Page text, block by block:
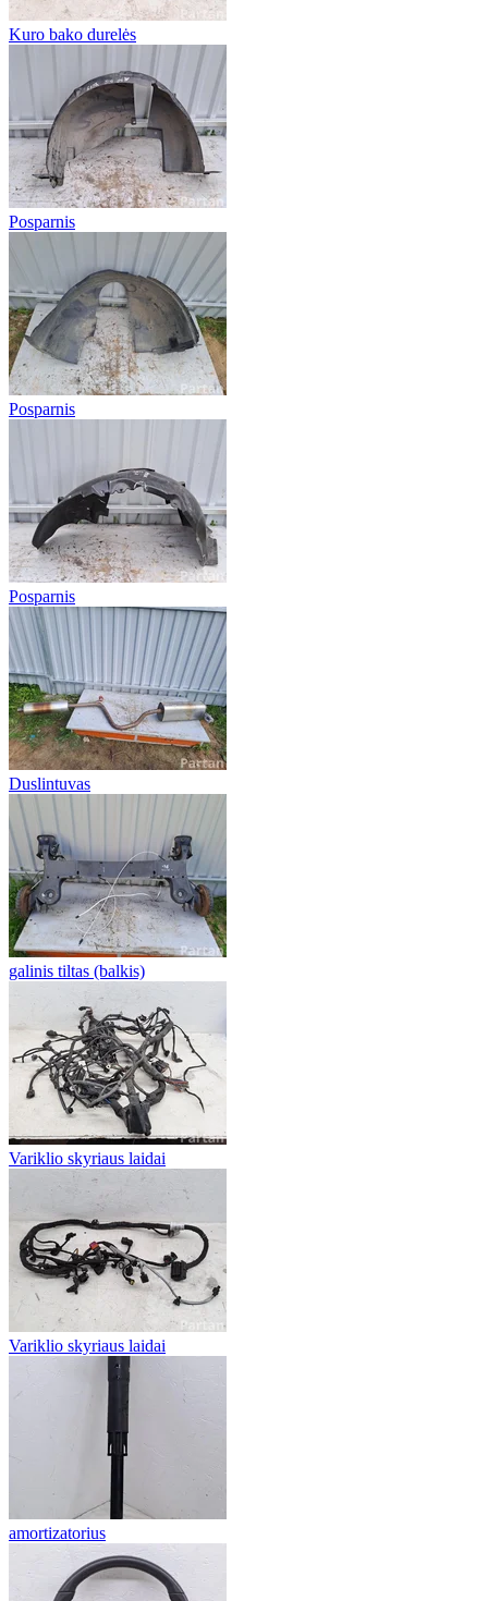
Kuro bako durelės
Posparnis
Posparnis
Posparnis
Duslintuvas
galinis tiltas (balkis)
Variklio skyriaus laidai
Variklio skyriaus laidai
amortizatorius